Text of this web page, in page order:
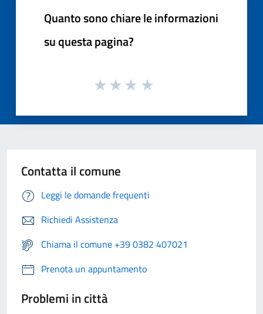
Quanto sono chiare le informazioni
su questa pagina?
Contatta il comune
Leggi le domande frequenti
Richiedi Assistenza
Chiama il comune +39 0382 407021
Prenota un appuntamento
Problemi in città